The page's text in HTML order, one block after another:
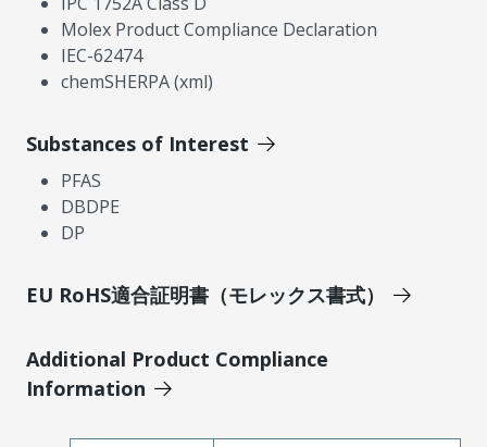
Molex Product Compliance Declaration
IEC-62474
chemSHERPA (xml)
Substances of Interest
PFAS
DBDPE
DP
EU RoHS適合証明書（モレックス書式）
Additional Product Compliance
Information